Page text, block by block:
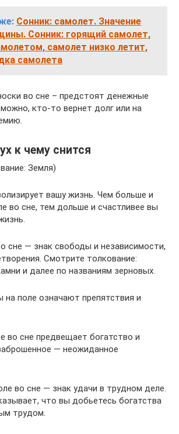
Сонник: самолет. Значение
Сонник: горящий самолет,
самолет низко летит,
самолета
во сне – предстоят денежные
кто-то вернет долг или на
к чему снится
Земля)
вашу жизнь. Чем больше и
во сне, тем дольше и счастливее вы
сне — знак свободы и независимости,
Смотрите толкование:
и далее по названиям зерновых.
на поле означают препятствия и
во сне предвещает богатство и
— неожиданное
во сне — знак удачи в трудном деле.
что вы добьетесь богатства
трудом.